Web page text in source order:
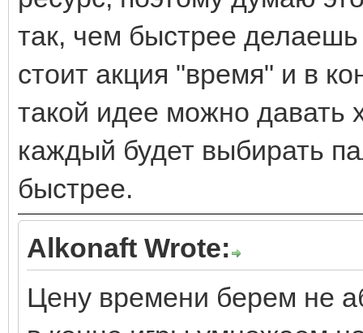
так, чем быстрее
стоит акция "время" и в
такой идее можно давать
каждый будет выбирать
быстрее.
Alkonaft Wrote:
Цену времени берем не